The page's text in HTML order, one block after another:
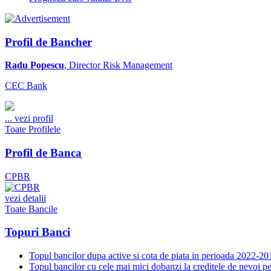
Profil de Bancher
Radu Popescu, Director Risk Management
CEC Bank
... vezi profil
Toate Profilele
Profil de Banca
CPBR
vezi detalii
Toate Bancile
Topuri Banci
Topul bancilor dupa active si cota de piata in perioada 2022-
Topul bancilor cu cele mai mici dobanzi la creditele de nevoi